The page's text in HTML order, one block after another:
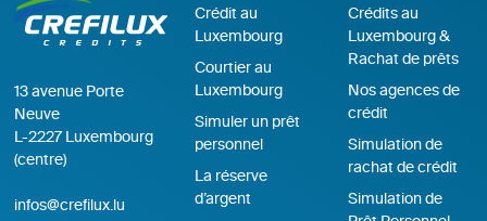
13 avenue Porte
Neuve
L-2227 Luxembourg
(centre)
infos@crefilux.lu
Crédit au
Luxembourg
Courtier au
Luxembourg
Simuler un prêt
personnel
La réserve
d’argent
Crédits au
Luxembourg &
Rachat de prêts
Nos agences de
crédit
Simulation de
rachat de crédit
Simulation de